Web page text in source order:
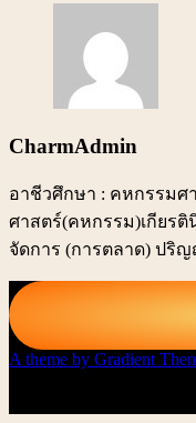
CharmAdmin
อาชีวศึกษา : คหกรรม
ศาสตร์(คหกรรม)เกียร
จัดการ (การตลาด) ปริ
A theme by Gradient